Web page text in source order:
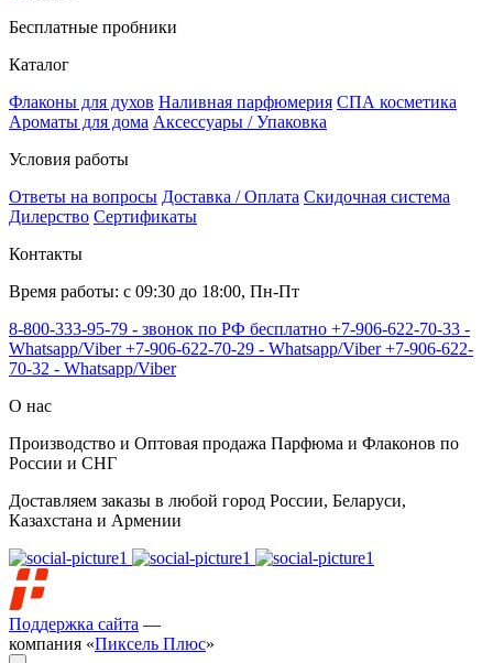
Бесплатные пробники
Каталог
Флаконы для духов Наливная парфюмерия СПА косметика
Ароматы для дома Аксессуары / Упаковка
Условия работы
Ответы на вопросы Доставка / Оплата Скидочная система
Дилерство Сертификаты
Контакты
Время работы: с 09:30 до 18:00, Пн-Пт
8-800-333-95-79 - звонок по РФ бесплатно +7-906-622-70-33 -
Whatsapp/Viber+7-906-622-70-29 - Whatsapp/Viber+7-906-622-
70-32 - Whatsapp/Viber
О нас
Производство и Оптовая продажа Парфюма и Флаконов по
России и СНГ
Доставляем заказы в любой город России, Беларуси,
Казахстана и Армении
Поддержка сайта —
компания «Пиксель Плюс»